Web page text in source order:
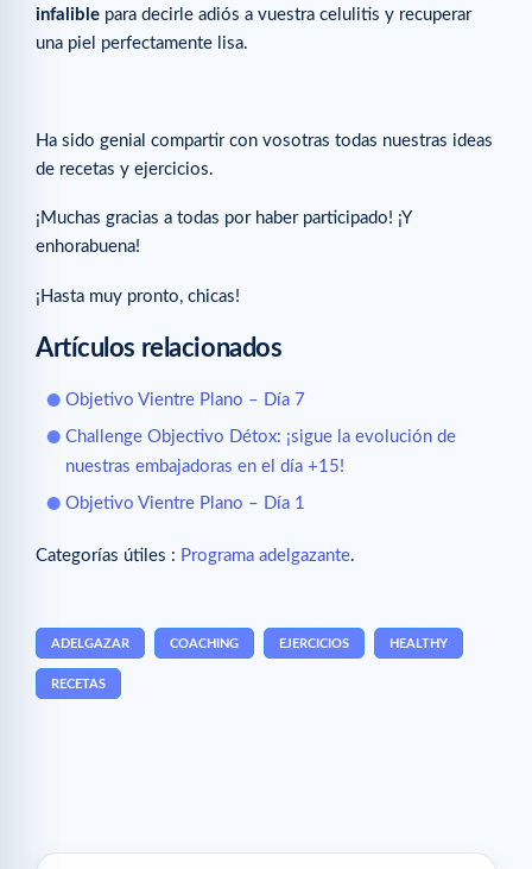
infalible para decirle adiós a vuestra celulitis y recuperar
una piel perfectamente lisa.
Ha sido genial compartir con vosotras todas nuestras ideas
de recetas y ejercicios.
¡Muchas gracias a todas por haber participado! ¡Y
enhorabuena!
¡Hasta muy pronto, chicas!
Artículos relacionados
Objetivo Vientre Plano – Día 7
Challenge Objectivo Détox: ¡sigue la evolución de
nuestras embajadoras en el día +15!
Objetivo Vientre Plano – Día 1
Categorías útiles : Programa adelgazante.
ADELGAZAR COACHING EJERCICIOS HEALTHY
RECETAS